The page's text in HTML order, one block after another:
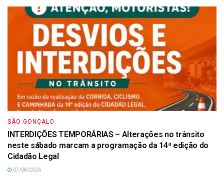
SÃO GONÇALO
INTERDIÇÕES TEMPORÁRIAS – Alterações no trânsito
neste sábado marcam a programação da 14ª edição do
Cidadão Legal
07/08/2026